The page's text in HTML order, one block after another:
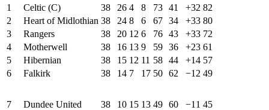
1
Celtic (C) 38 26 4 8 73 41 +32 82
2
Heart of Midlothian 38 24 8 6 67 34 +33 80
3
Rangers 38 20 12 6 76 43 +33 72
4
Motherwell 38 16 13 9 59 36 +23 61
5
Hibernian 38 15 12 11 58 44 +14 57
6
Falkirk 38 14 7 17 50 62 −12 49
7 Dundee United 38 10 15 13 49 60 −11 45